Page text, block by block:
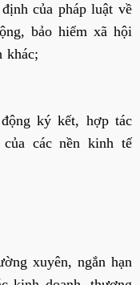
của pháp luật về
bảo hiểm xã hội
khác;
ký kết, hợp tác
các nền kinh tế
xuyên, ngắn hạn